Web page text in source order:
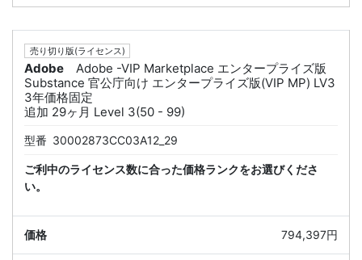
売り切り版(ライセンス)
Adobe
Adobe -VIP Marketplace エンタープライズ版
Substance 官公庁向け エンタープライズ版(VIP MP) LV3
3年価格固定
追加 29ヶ月 Level 3(50 - 99)
型番 30002873CC03A12_29
ご利中のライセンス数に合った価格ランクをお選びくださ
い。
794,397円